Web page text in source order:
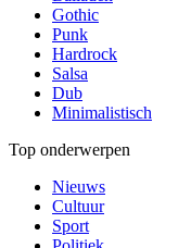
Gothic
Punk
Hardrock
Salsa
Dub
Minimalistisch
Top onderwerpen
Nieuws
Cultuur
Sport